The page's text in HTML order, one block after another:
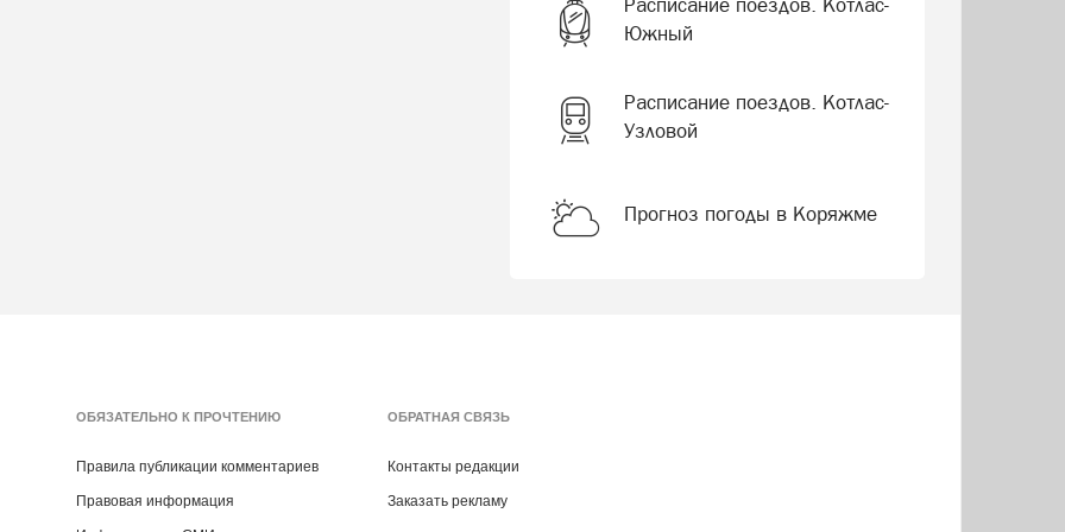
Южный
Расписание поездов. Котлас-
Узловой
Прогноз погоды в Коряжме
ОБЯЗАТЕЛЬНО К ПРОЧТЕНИЮ
Правила публикации комментариев
Правовая информация
ОБРАТНАЯ СВЯЗЬ
Контакты редакции
Заказать рекламу